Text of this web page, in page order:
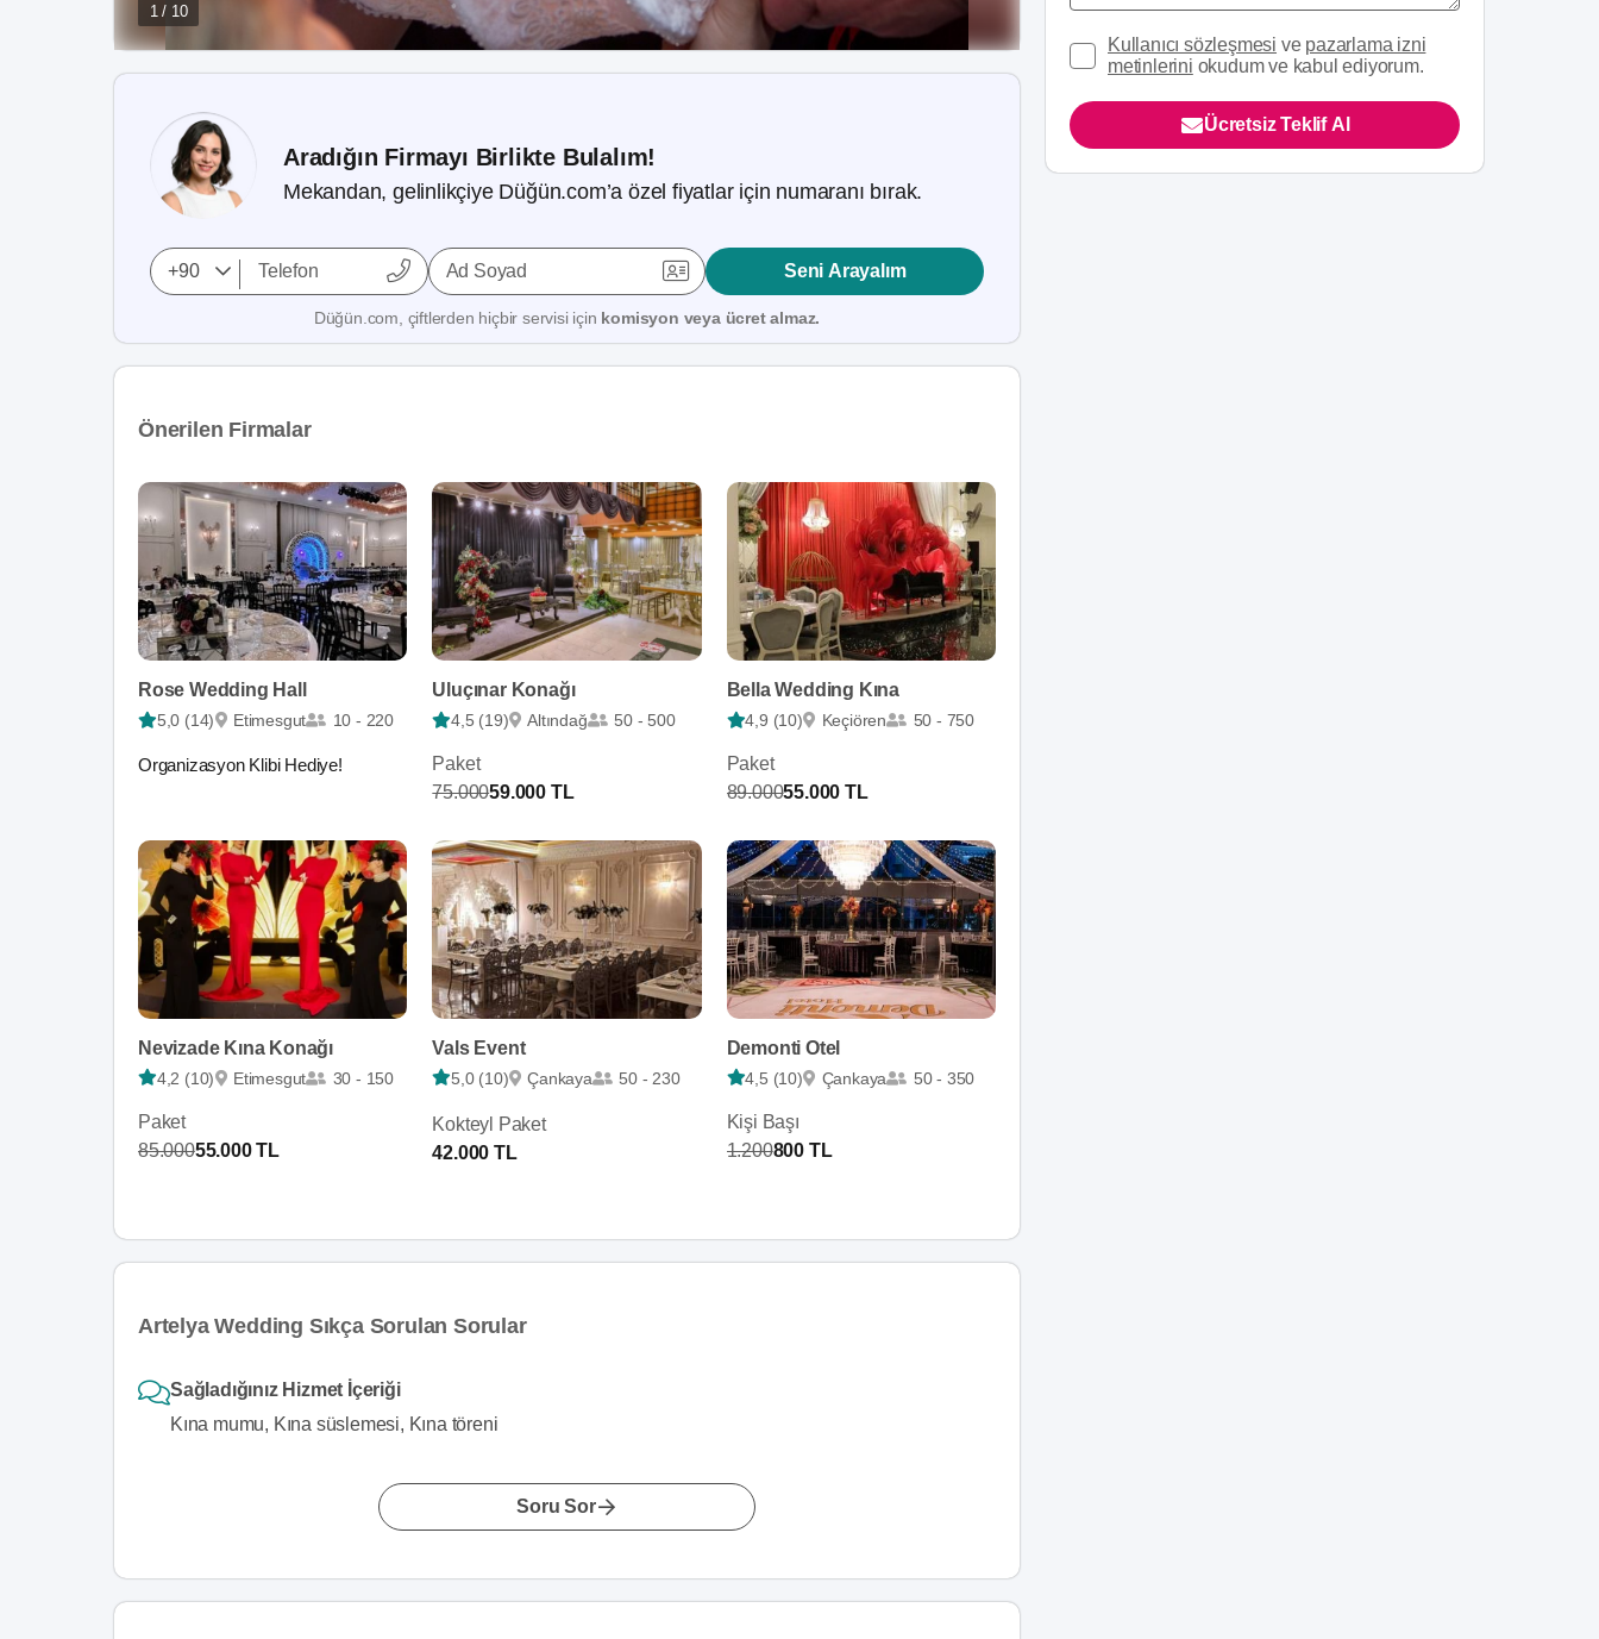
1 / 10
Aradığın Firmayı Birlikte Bulalım!
Mekandan, gelinlikçiye Düğün.com’a özel fiyatlar için numaranı bırak.
Ad Soyad Seni Arayalım
Düğün.com, çiftlerden hiçbir servisi için komisyon veya ücret almaz.
Önerilen Firmalar
Rose Wedding Hall
5,0 (14) Etimesgut 10 - 220
Organizasyon Klibi Hediye!
Uluçınar Konağı
4,5 (19) Altındağ 50 - 500
Paket
75.00059.000 TL
Bella Wedding Kına
4,9 (10) Keçiören 50 - 750
Paket
89.00055.000 TL
Nevizade Kına Konağı
4,2 (10) Etimesgut 30 - 150
Paket
85.00055.000 TL
Vals Event
5,0 (10) Çankaya 50 - 230
Kokteyl Paket
42.000 TL
Demonti Otel
4,5 (10) Çankaya 50 - 350
Kişi Başı
1.200800 TL
Artelya Wedding Sıkça Sorulan Sorular
Sağladığınız Hizmet İçeriği
Kına mumu, Kına süslemesi, Kına töreni
Soru Sor
Kullanıcı sözleşmesi ve pazarlama izni
metinlerini okudum ve kabul ediyorum.
Ücretsiz Teklif Al